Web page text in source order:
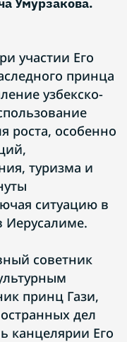
участии Его
принца
узбекско-
роста, особенно
туризма и
ситуацию в
Иерусалиме.
советник
принц Гази,
дел
канцелярии Его